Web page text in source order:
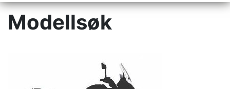
Modellsøk